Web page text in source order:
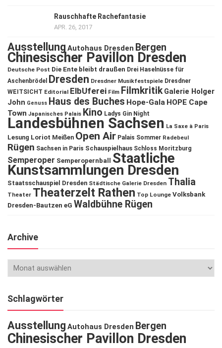
Rauschhafte Rachefantasie
APR. 26, 2017
Ausstellung Autohaus Dresden Bergen
Chinesischer Pavillon Dresden
Deutsche Post Die Ente bleibt draußen Drei Haselnüsse für
Aschenbrödel Dresden Dresdner Musikfestspiele Dresdner
WEITSICHT Editorial ElbUferei Film Filmkritik Galerie Holger
John Genuss Haus des Buches Hope-Gala HOPE Cape
Town Japanisches Palais Kino Ladys Gin Night
Landesbühnen Sachsen La Saxe à Paris
Lesung Loriot Meißen Open Air Palais Sommer Radebeul
Rügen Sachsen in Paris Schauspielhaus Schloss Moritzburg
Semperoper Semperopernball Staatliche
Kunstsammlungen Dresden
Staatsschauspiel Dresden Städtische Galerie Dresden Thalia
Theater Theaterzelt Rathen Top Lounge Volksbank
Dresden-Bautzen eG Waldbühne Rügen
Archive
Schlagwörter
Ausstellung Autohaus Dresden Bergen
Chinesischer Pavillon Dresden